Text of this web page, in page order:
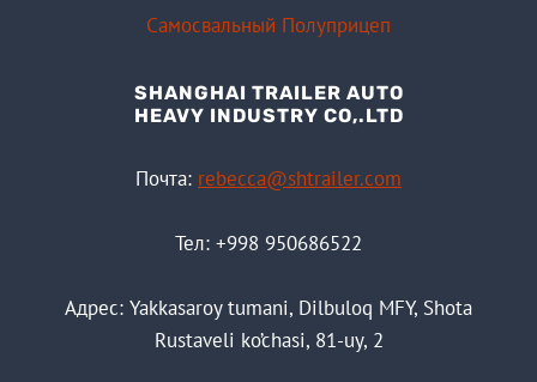
Самосвальный Полуприцеп
SHANGHAI TRAILER AUTO
HEAVY INDUSTRY CO,.LTD
Почта: rebecca@shtrailer.com
Тел: +998 950686522
Адрес: Yakkasaroy tumani, Dilbuloq MFY, Shota
Rustaveli ko’chasi, 81-uy, 2